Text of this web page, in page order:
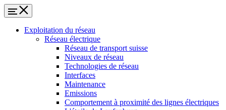
Exploitation du réseau
Réseau électrique
Réseau de transport suisse
Niveaux de réseau
Technologies de réseau
Interfaces
Maintenance
Emissions
Comportement à proximité des lignes électriques